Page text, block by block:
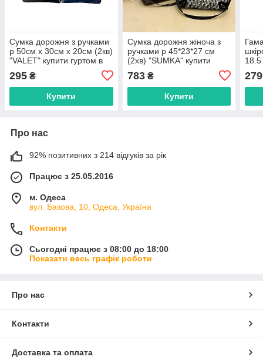
Сумка дорожня з ручками
р 50см х 30см х 20см (2кв)
"VALET" купити гуртом в
295 ₴
Купити
Сумка дорожня жіноча з
ручками р 45*23*27 см
(2хв) "SUMKA" купити
783₴
Купити
279
Про нас
92% позитивних з 214 відгуків за рік
Працює з 25.05.2016
м. Одеса
вул. Базова, 10, Одеса, Україна
Контакти
Сьогодні працює з 08:00 до 18:00
Показати весь графік роботи
Про нас
Контакти
Доставка та оплата